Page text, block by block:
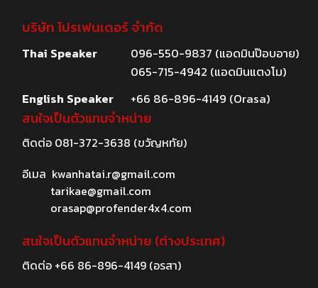
บริษัท โปรเฟนเดอร์ จำกัด
Thai Speaker
096-550-9837 (แอดมินป๊อบอาย)
065-715-4942 (แอดมินแตงโม)
English Speaker
+66 86-896-4149 (Orasa)
สนใจเป็นตัวแทนจำหน่าย
ติดต่อ 081-372-3638 (ขวัญหทัย)
อีเมล kwanhatai.r@gmail.com
tarikae@gmail.com
orasap@profender4x4.com
สนใจเป็นตัวแทนจำหน่าย (ต่างประเทศ)
ติดต่อ +66 86-896-4149(อรสา)